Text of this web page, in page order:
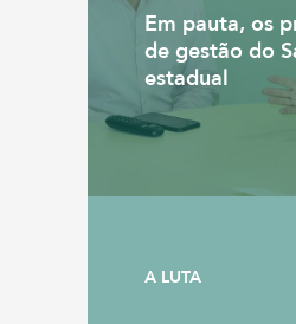
Em pauta, os
de gestão do
estadual
A LUTA